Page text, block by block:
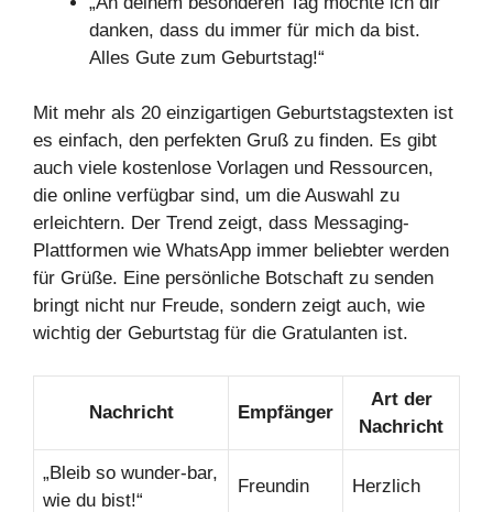
danken, dass du immer für mich da bist.
Alles Gute zum Geburtstag!“
Mit mehr als 20 einzigartigen Geburtstagstexten ist
es einfach, den perfekten Gruß zu finden. Es gibt
auch viele kostenlose Vorlagen und Ressourcen,
die online verfügbar sind, um die Auswahl zu
erleichtern. Der Trend zeigt, dass Messaging-
Plattformen wie WhatsApp immer beliebter werden
für Grüße. Eine persönliche Botschaft zu senden
bringt nicht nur Freude, sondern zeigt auch, wie
wichtig der Geburtstag für die Gratulanten ist.
Nachricht Empfänger
Art der
Nachricht
„Bleib so wunder-bar,
wie du bist!“
Freundin Herzlich